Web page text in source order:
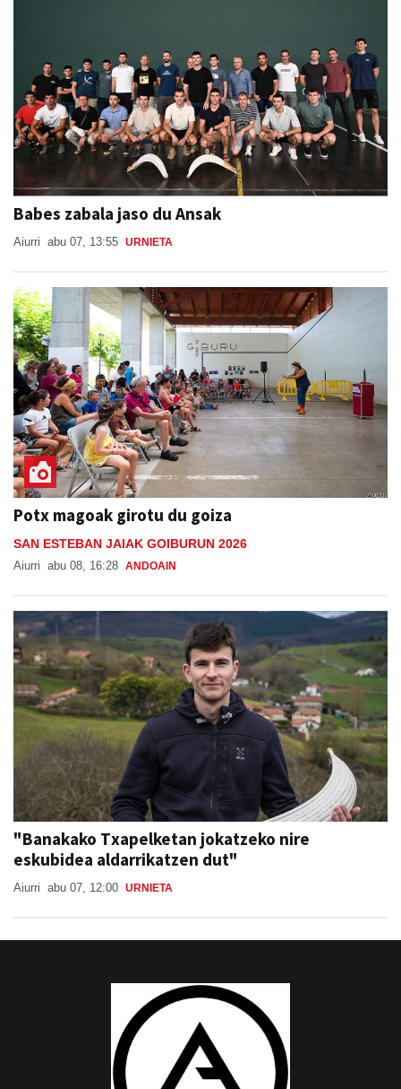
Babes zabala jaso du Ansak
Aiurri abu 07, 13:55 URNIETA
Potx magoak girotu du goiza
SAN ESTEBAN JAIAK GOIBURUN 2026
Aiurri abu 08, 16:28 ANDOAIN
"Banakako Txapelketan jokatzeko nire
eskubidea aldarrikatzen dut"
Aiurri abu 07, 12:00 URNIETA